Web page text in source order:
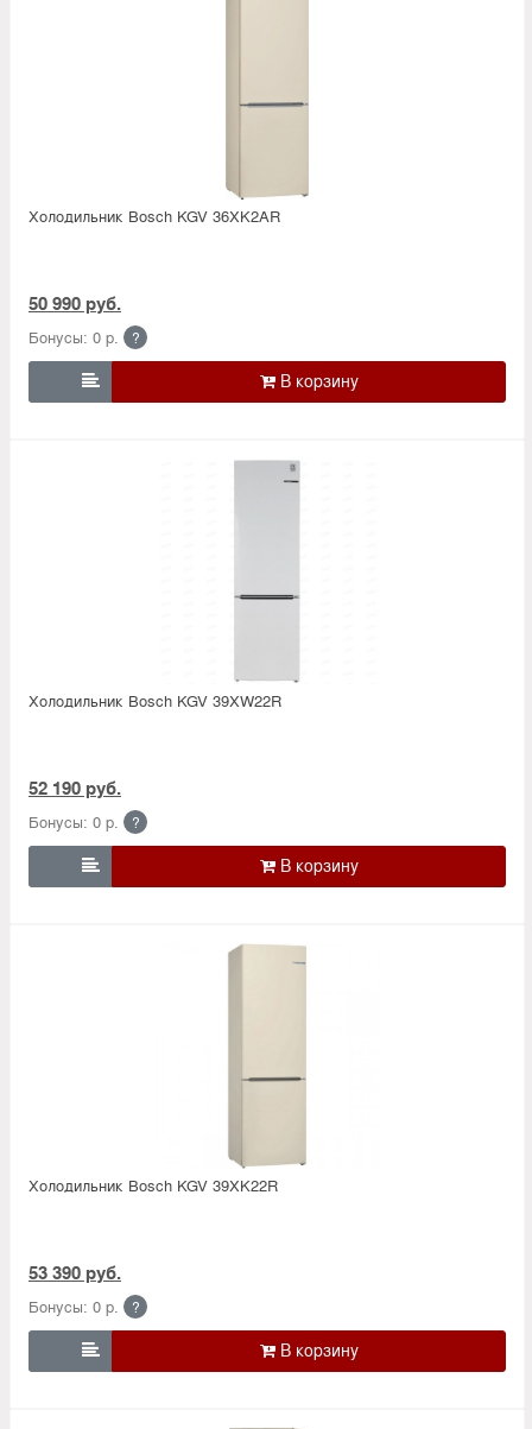
Холодильник Bosсh KGV 36XK2AR
50 990 руб.
Бонусы: 0 р. ?

Холодильник Bosсh KGV 39XW22R
52 190 руб.
Бонусы: 0 р. ?

Холодильник Bosсh KGV 39XK22R
53 390 руб.
Бонусы: 0 р. ?
